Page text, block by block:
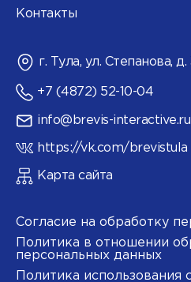
Контакты
г. Тула, ул. Степанова,
+7 (4872) 52-10-04
info@brevis-interactive.ru
https://vk.com/brevistula
Карта сайта
Согласие на обработку
Политика в отношении
персональных данных
Политика использования